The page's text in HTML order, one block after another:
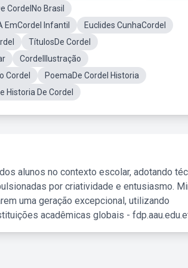
CordelNo Brasil
EmCordel Infantil
Euclides CunhaCordel
TítulosDe Cordel
CordelIlustração
Cordel
PoemaDe Cordel Historia
Historia De Cordel
alunos no contexto escolar, adotando
por criatividade e entusiasmo.
uma geração excepcional, utilizando
acadêmicas globais -